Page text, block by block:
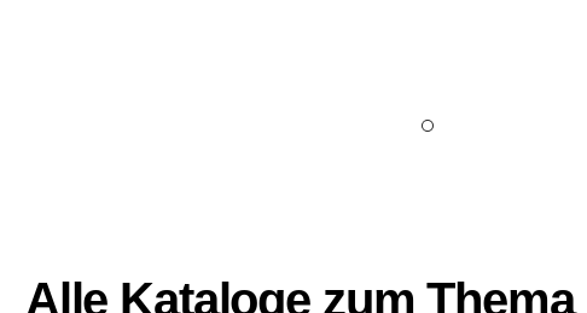
Alle Kataloge zum Thema